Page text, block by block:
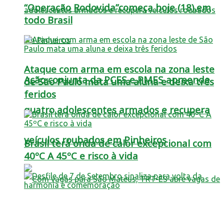
Ação conjunta da PCES e PMES apreende
quatro adolescentes armados e recupera
veículos roubados em Pinheiros
“Operação Rodovida”começa hoje (18),em
todo Brasil
Ataque com arma em escola na zona leste
de São Paulo mata uma aluna e deixa três
feridos
Brasil terá onda de calor excepcional com
40ºC A 45ºC e risco à vida